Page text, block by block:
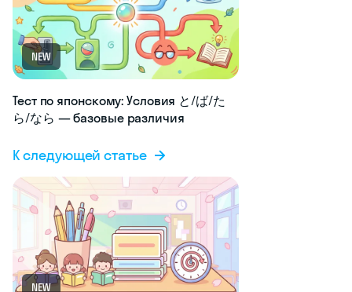
NEW
Тест по японскому: Условия と/ば/た
ら/なら — базовые различия
К следующей статье
NEW